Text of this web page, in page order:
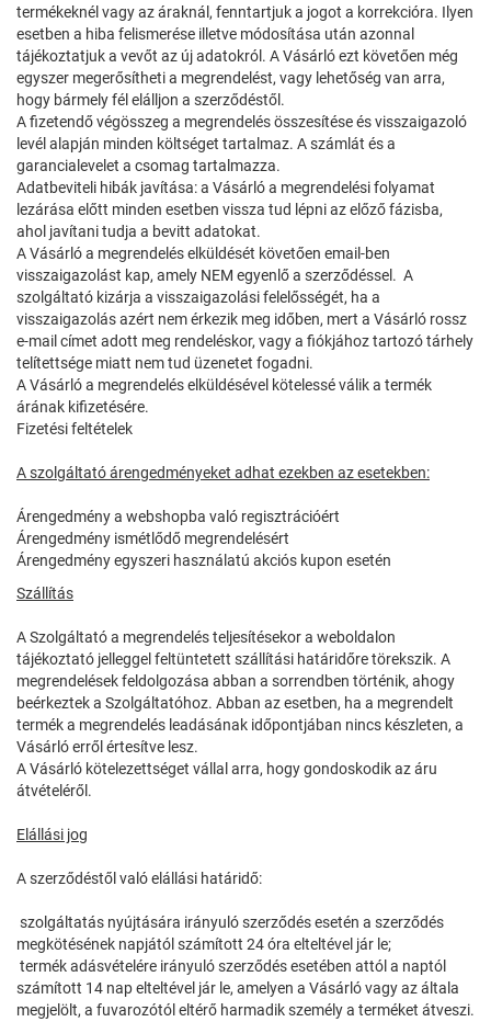
termékeknél vagy az áraknál, fenntartjuk a jogot a korrekcióra. Ilyen
esetben a hiba felismerése illetve módosítása után azonnal
tájékoztatjuk a vevőt az új adatokról. A Vásárló ezt követően még
egyszer megerősítheti a megrendelést, vagy lehetőség van arra,
hogy bármely fél elálljon a szerződéstől.
A fizetendő végösszeg a megrendelés összesítése és visszaigazoló
levél alapján minden költséget tartalmaz. A számlát és a
garancialevelet a csomag tartalmazza.
Adatbeviteli hibák javítása: a Vásárló a megrendelési folyamat
lezárása előtt minden esetben vissza tud lépni az előző fázisba,
ahol javítani tudja a bevitt adatokat.
A Vásárló a megrendelés elküldését követően email-ben
visszaigazolást kap, amely NEM egyenlő a szerződéssel. A
szolgáltató kizárja a visszaigazolási felelősségét, ha a
visszaigazolás azért nem érkezik meg időben, mert a Vásárló rossz
e-mail címet adott meg rendeléskor, vagy a fiókjához tartozó tárhely
telítettsége miatt nem tud üzenetet fogadni.
A Vásárló a megrendelés elküldésével kötelessé válik a termék
árának kifizetésére.
Fizetési feltételek
A szolgáltató árengedményeket adhat ezekben az esetekben:
Árengedmény a webshopba való regisztrációért
Árengedmény ismétlődő megrendelésért
Árengedmény egyszeri használatú akciós kupon esetén
Szállítás
A Szolgáltató a megrendelés teljesítésekor a weboldalon
tájékoztató jelleggel feltüntetett szállítási határidőre törekszik. A
megrendelések feldolgozása abban a sorrendben történik, ahogy
beérkeztek a Szolgáltatóhoz. Abban az esetben, ha a megrendelt
termék a megrendelés leadásának időpontjában nincs készleten, a
Vásárló erről értesítve lesz.
A Vásárló kötelezettséget vállal arra, hogy gondoskodik az áru
átvételéről.
Elállási jog
A szerződéstől való elállási határidő:
szolgáltatás nyújtására irányuló szerződés esetén a szerződés
megkötésének napjától számított 24 óra elteltével jár le;
termék adásvételére irányuló szerződés esetében attól a naptól
számított 14 nap elteltével jár le, amelyen a Vásárló vagy az általa
megjelölt, a fuvarozótól eltérő harmadik személy a terméket átveszi.